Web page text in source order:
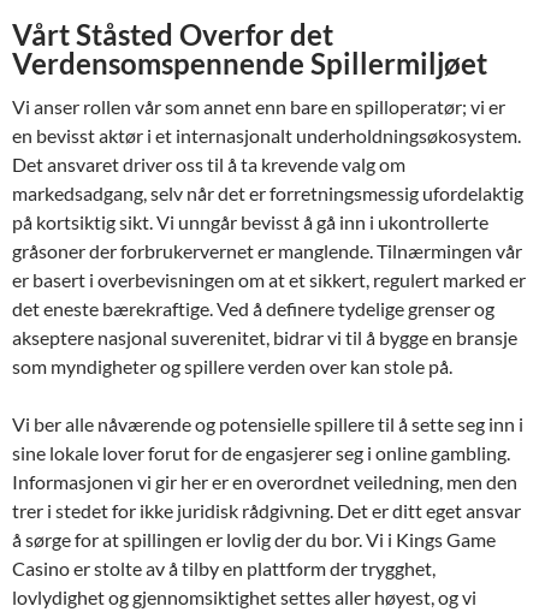
Vårt Ståsted Overfor det
Verdensomspennende Spillermiljøet
Vi anser rollen vår som annet enn bare en spilloperatør; vi er
en bevisst aktør i et internasjonalt underholdningsøkosystem.
Det ansvaret driver oss til å ta krevende valg om
markedsadgang, selv når det er forretningsmessig ufordelaktig
på kortsiktig sikt. Vi unngår bevisst å gå inn i ukontrollerte
gråsoner der forbrukervernet er manglende. Tilnærmingen vår
er basert i overbevisningen om at et sikkert, regulert marked er
det eneste bærekraftige. Ved å definere tydelige grenser og
akseptere nasjonal suverenitet, bidrar vi til å bygge en bransje
som myndigheter og spillere verden over kan stole på.
Vi ber alle nåværende og potensielle spillere til å sette seg inn i
sine lokale lover forut for de engasjerer seg i online gambling.
Informasjonen vi gir her er en overordnet veiledning, men den
trer i stedet for ikke juridisk rådgivning. Det er ditt eget ansvar
å sørge for at spillingen er lovlig der du bor. Vi i Kings Game
Casino er stolte av å tilby en plattform der trygghet,
lovlydighet og gjennomsiktighet settes aller høyest, og vi